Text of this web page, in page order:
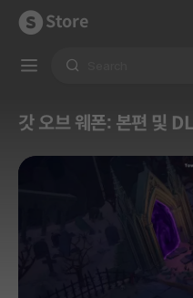
Store
갓 오브 웨폰: 본편 및